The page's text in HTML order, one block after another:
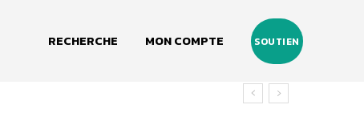
RECHERCHE MON COMPTE SOUTIEN